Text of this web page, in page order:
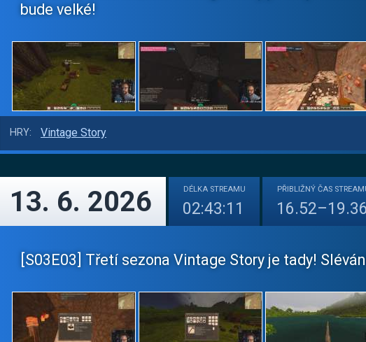
bude velké!
HRY: Vintage Story
13. 6. 2026 DÉLKA STREAMU
02:43:11
PŘIBLIŽNÝ ČAS
16.52–19.36
[S03E03] Třetí sezona Vintage Story je tady!